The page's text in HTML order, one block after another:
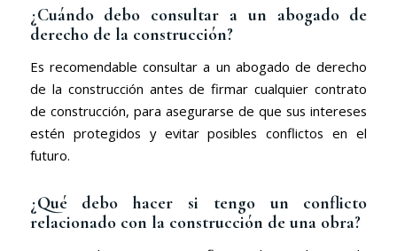
¿Cuándo debo consultar a un abogado de
derecho de la construcción?
Es recomendable consultar a un abogado de derecho
de la construcción antes de firmar cualquier contrato
de construcción, para asegurarse de que sus intereses
estén protegidos y evitar posibles conflictos en el
futuro.
¿Qué debo hacer si tengo un conflicto
relacionado con la construcción de una obra?